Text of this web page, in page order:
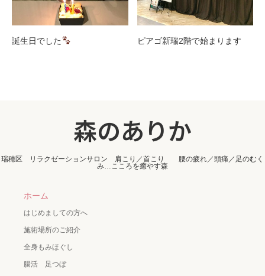
誕生日でした ピアゴ新瑞2階で始まります
森のありか
瑞穂区 リラクゼーションサロン 肩こり／首こり 腰の疲れ／頭痛／足のむく
み…こころを癒やす森
ホーム
はじめましての方へ
施術場所のご紹介
全身もみほぐし
腸活 足つぼ